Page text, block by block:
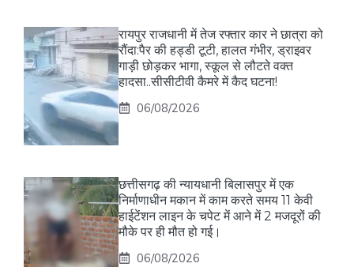
रायपुर राजधानी में तेज रफ्तार कार ने छात्रा को
रौंदा:पैर की हड्डी टूटी, हालत गंभीर, ड्राइवर
गाड़ी छोड़कर भागा, स्कूल से लौटते वक्त
हादसा..सीसीटीवी कैमरे में कैद घटना!
06/08/2026
छत्तीसगढ़ की न्यायधानी बिलासपुर में एक
निर्माणाधीन मकान में काम करते समय 11 केवी
हाईटेंशन लाइन के चपेट में आने में 2 मजदूरों की
मौके पर ही मौत हो गई।
06/08/2026